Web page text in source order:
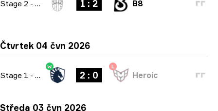
Stage 2 - bo3 1 : 2 B8
Čtvrtek 04 čvn 2026
Stage 1 - bo3
W
2 : 0
L
Heroic
Středa 03 čvn 2026